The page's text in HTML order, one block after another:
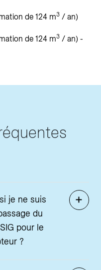
de 124 m3 / an)
de 124 m3 / an) -
je ne suis
du
pour le
?